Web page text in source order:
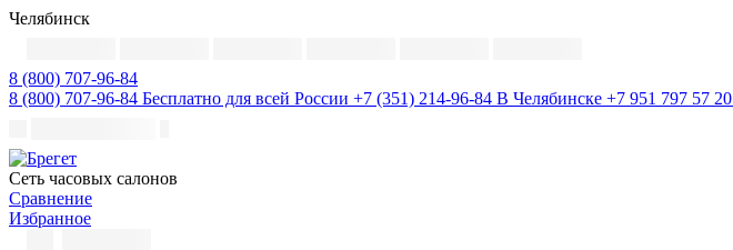
Челябинск
8 (800) 707-96-84
8 (800) 707-96-84 Бесплатно для всей России +7 (351) 214-96-84 В Челябинске +7 951 797 57 20
Cеть часовых салонов
Сравнение
Избранное